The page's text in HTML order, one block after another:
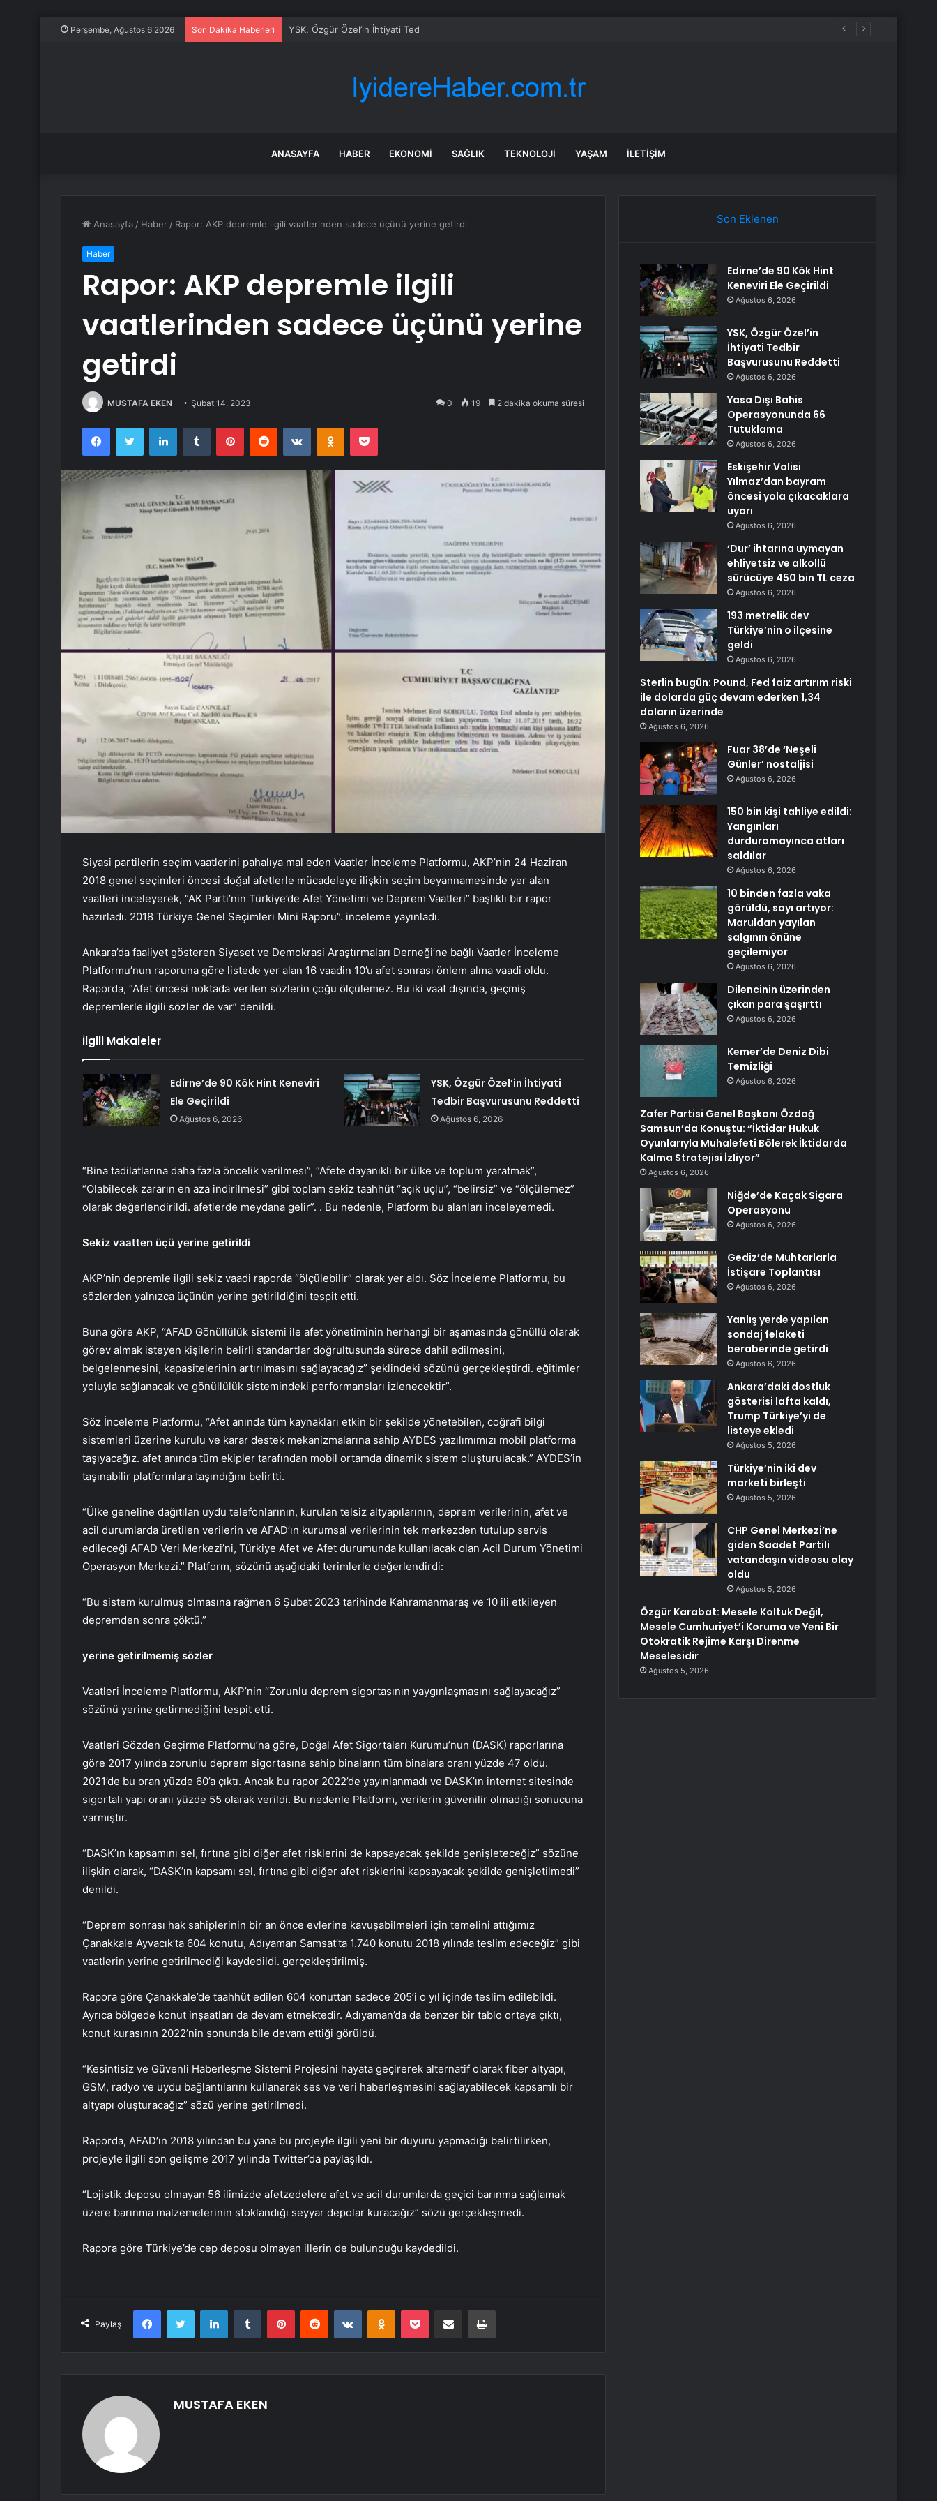
Perşembe, Ağustos 6 2026 Son Dakika Haberleri YSK, Özgür Özel’in İhtiyati Tedbir Başvurusunu Reddetti
ANASAYFA HABER EKONOMI SAĞLIK TEKNOLOJI YAŞAM İLETIŞIM
Anasayfa / Haber / Rapor: AKP depremle ilgili vaatlerinden sadece üçünü yerine getirdi
Haber
Rapor: AKP depremle ilgili
vaatlerinden sadece üçünü yerine
getirdi
MUSTAFA EKEN Şubat 14, 2023 0 19 2 dakika okuma süresi
FacebookTwitter LinkedInTumblr PinterestReddit VKontakteOdnoklassniki
Pocket
Siyasi partilerin seçim vaatlerini pahalıya mal eden Vaatler İnceleme Platformu, AKP’nin 24 Haziran
2018 genel seçimleri öncesi doğal afetlerle mücadeleye ilişkin seçim beyannamesinde yer alan
vaatleri inceleyerek, “AK Parti’nin Türkiye’de Afet Yönetimi ve Deprem Vaatleri” başlıklı bir rapor
hazırladı. 2018 Türkiye Genel Seçimleri Mini Raporu”. inceleme yayınladı.
Ankara’da faaliyet gösteren Siyaset ve Demokrasi Araştırmaları Derneği’ne bağlı Vaatler İnceleme
Platformu’nun raporuna göre listede yer alan 16 vaadin 10’u afet sonrası önlem alma vaadi oldu.
Raporda, “Afet öncesi noktada verilen sözlerin çoğu ölçülemez. Bu iki vaat dışında, geçmiş
depremlerle ilgili sözler de var” denildi.
İlgili Makaleler
Edirne’de 90 Kök Hint Keneviri
Ele Geçirildi
Ağustos 6, 2026
YSK, Özgür Özel’in İhtiyati
Tedbir Başvurusunu Reddetti
Ağustos 6, 2026
“Bina tadilatlarına daha fazla öncelik verilmesi”, “Afete dayanıklı bir ülke ve toplum yaratmak”,
“Olabilecek zararın en aza indirilmesi” gibi toplam sekiz taahhüt “açık uçlu”, “belirsiz” ve “ölçülemez”
olarak değerlendirildi. afetlerde meydana gelir”. . Bu nedenle, Platform bu alanları inceleyemedi.
Sekiz vaatten üçü yerine getirildi
AKP’nin depremle ilgili sekiz vaadi raporda “ölçülebilir” olarak yer aldı. Söz İnceleme Platformu, bu
sözlerden yalnızca üçünün yerine getirildiğini tespit etti.
Buna göre AKP, “AFAD Gönüllülük sistemi ile afet yönetiminin herhangi bir aşamasında gönüllü olarak
görev almak isteyen kişilerin belirli standartlar doğrultusunda sürece dahil edilmesini,
belgelenmesini, kapasitelerinin artırılmasını sağlayacağız” şeklindeki sözünü gerçekleştirdi. eğitimler
yoluyla sağlanacak ve gönüllülük sistemindeki performansları izlenecektir”.
Söz İnceleme Platformu, “Afet anında tüm kaynakları etkin bir şekilde yönetebilen, coğrafi bilgi
sistemleri üzerine kurulu ve karar destek mekanizmalarına sahip AYDES yazılımımızı mobil platforma
taşıyacağız. afet anında tüm ekipler tarafından mobil ortamda dinamik sistem oluşturulacak.” AYDES’in
taşınabilir platformlara taşındığını belirtti.
“Ülke geneline dağıtılan uydu telefonlarının, kurulan telsiz altyapılarının, deprem verilerinin, afet ve
acil durumlarda üretilen verilerin ve AFAD’ın kurumsal verilerinin tek merkezden tutulup servis
edileceği AFAD Veri Merkezi’ni, Türkiye Afet ve Afet durumunda kullanılacak olan Acil Durum Yönetimi
Operasyon Merkezi.” Platform, sözünü aşağıdaki terimlerle değerlendirdi:
“Bu sistem kurulmuş olmasına rağmen 6 Şubat 2023 tarihinde Kahramanmaraş ve 10 ili etkileyen
depremden sonra çöktü.”
yerine getirilmemiş sözler
Vaatleri İnceleme Platformu, AKP’nin “Zorunlu deprem sigortasının yaygınlaşmasını sağlayacağız”
sözünü yerine getirmediğini tespit etti.
Vaatleri Gözden Geçirme Platformu’na göre, Doğal Afet Sigortaları Kurumu’nun (DASK) raporlarına
göre 2017 yılında zorunlu deprem sigortasına sahip binaların tüm binalara oranı yüzde 47 oldu.
2021’de bu oran yüzde 60’a çıktı. Ancak bu rapor 2022’de yayınlanmadı ve DASK’ın internet sitesinde
sigortalı yapı oranı yüzde 55 olarak verildi. Bu nedenle Platform, verilerin güvenilir olmadığı sonucuna
varmıştır.
“DASK’ın kapsamını sel, fırtına gibi diğer afet risklerini de kapsayacak şekilde genişleteceğiz” sözüne
ilişkin olarak, “DASK’ın kapsamı sel, fırtına gibi diğer afet risklerini kapsayacak şekilde genişletilmedi”
denildi.
“Deprem sonrası hak sahiplerinin bir an önce evlerine kavuşabilmeleri için temelini attığımız
Çanakkale Ayvacık’ta 604 konutu, Adıyaman Samsat’ta 1.740 konutu 2018 yılında teslim edeceğiz” gibi
vaatlerin yerine getirilmediği kaydedildi. gerçekleştirilmiş.
Rapora göre Çanakkale’de taahhüt edilen 604 konuttan sadece 205’i o yıl içinde teslim edilebildi.
Ayrıca bölgede konut inşaatları da devam etmektedir. Adıyaman’da da benzer bir tablo ortaya çıktı,
konut kurasının 2022’nin sonunda bile devam ettiği görüldü.
“Kesintisiz ve Güvenli Haberleşme Sistemi Projesini hayata geçirerek alternatif olarak fiber altyapı,
GSM, radyo ve uydu bağlantılarını kullanarak ses ve veri haberleşmesini sağlayabilecek kapsamlı bir
altyapı oluşturacağız” sözü yerine getirilmedi.
Raporda, AFAD’ın 2018 yılından bu yana bu projeyle ilgili yeni bir duyuru yapmadığı belirtilirken,
projeyle ilgili son gelişme 2017 yılında Twitter’da paylaşıldı.
“Lojistik deposu olmayan 56 ilimizde afetzedelere afet ve acil durumlarda geçici barınma sağlamak
üzere barınma malzemelerinin stoklandığı seyyar depolar kuracağız” sözü gerçekleşmedi.
Rapora göre Türkiye’de cep deposu olmayan illerin de bulunduğu kaydedildi.
Paylaş
FacebookTwitter LinkedInTumblr PinterestReddit VKontakteOdnoklassniki
Pocket E-Posta ile paylaş Yazdır
MUSTAFA EKEN
Son Eklenen
Edirne’de 90 Kök Hint
Keneviri Ele Geçirildi
Ağustos 6, 2026
YSK, Özgür Özel’in
İhtiyati Tedbir
Başvurusunu Reddetti
Ağustos 6, 2026
Yasa Dışı Bahis
Operasyonunda 66
Tutuklama
Ağustos 6, 2026
Eskişehir Valisi
Yılmaz’dan bayram
öncesi yola çıkacaklara
uyarı
Ağustos 6, 2026
‘Dur’ ihtarına uymayan
ehliyetsiz ve alkollü
sürücüye 450 bin TL ceza
Ağustos 6, 2026
193 metrelik dev
Türkiye’nin o ilçesine
geldi
Ağustos 6, 2026
Sterlin bugün: Pound, Fed faiz artırım riski
ile dolarda güç devam ederken 1,34
doların üzerinde
Ağustos 6, 2026
Fuar 38’de ‘Neşeli
Günler’ nostaljisi
Ağustos 6, 2026
150 bin kişi tahliye edildi:
Yangınları
durduramayınca atları
saldılar
Ağustos 6, 2026
10 binden fazla vaka
görüldü, sayı artıyor:
Maruldan yayılan
salgının önüne
geçilemiyor
Ağustos 6, 2026
Dilencinin üzerinden
çıkan para şaşırttı
Ağustos 6, 2026
Kemer’de Deniz Dibi
Temizliği
Ağustos 6, 2026
Zafer Partisi Genel Başkanı Özdağ
Samsun’da Konuştu: “İktidar Hukuk
Oyunlarıyla Muhalefeti Bölerek İktidarda
Kalma Stratejisi İzliyor”
Ağustos 6, 2026
Niğde’de Kaçak Sigara
Operasyonu
Ağustos 6, 2026
Gediz’de Muhtarlarla
İstişare Toplantısı
Ağustos 6, 2026
Yanlış yerde yapılan
sondaj felaketi
beraberinde getirdi
Ağustos 6, 2026
Ankara’daki dostluk
gösterisi lafta kaldı,
Trump Türkiye’yi de
listeye ekledi
Ağustos 5, 2026
Türkiye’nin iki dev
marketi birleşti
Ağustos 5, 2026
CHP Genel Merkezi’ne
giden Saadet Partili
vatandaşın videosu olay
oldu
Ağustos 5, 2026
Özgür Karabat: Mesele Koltuk Değil,
Mesele Cumhuriyet’i Koruma ve Yeni Bir
Otokratik Rejime Karşı Direnme
Meselesidir
Ağustos 5, 2026